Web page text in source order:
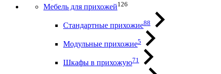
Мебель для прихожей126
Стандартные прихожие88
Модульные прихожие5
Шкафы в прихожую71